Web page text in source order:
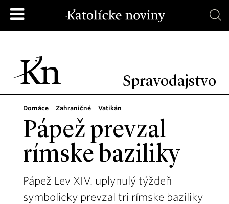
Spravodajstvo
Domáce Zahraničné Vatikán
Pápež prevzal
rímske baziliky
Pápež Lev XIV. uplynulý týždeň
symbolicky prevzal tri rímske baziliky